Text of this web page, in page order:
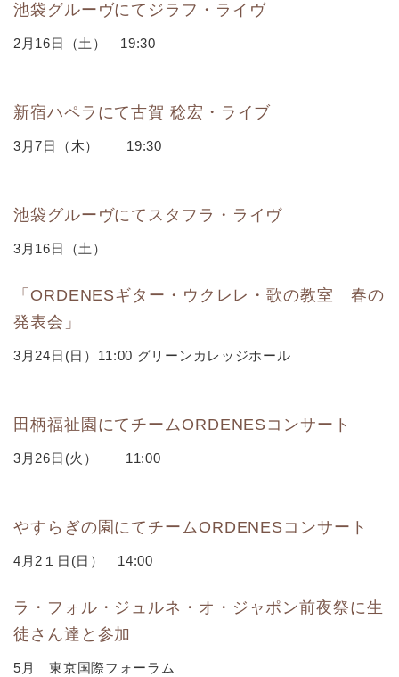
池袋グルーヴにてジラフ・ライヴ
2月16日（土） 19:30
新宿ハペラにて古賀 稔宏・ライブ
3月7日（木） 19:30
池袋グルーヴにてスタフラ・ライヴ
3月16日（土）
「ORDENESギター・ウクレレ・歌の教室 春の
発表会」
3月24日(日）11:00 グリーンカレッジホール
田柄福祉園にてチームORDENESコンサート
3月26日(火） 11:00
やすらぎの園にてチームORDENESコンサート
4月2１日(日） 14:00
ラ・フォル・ジュルネ・オ・ジャポン前夜祭に生
徒さん達と参加
5月 東京国際フォーラム